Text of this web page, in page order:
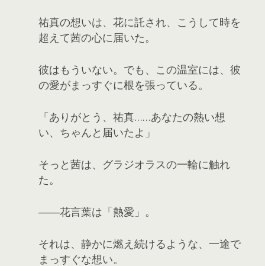
祐真の想いは、花に託され、こうして時を
超えて茜の心に届いた。
彼はもういない。でも、この温室には、彼
の愛がまっすぐに根を張っている。
「ありがとう、祐真……あなたの熱い想
い、ちゃんと届いたよ」
そっと茜は、グラジオラスの一輪に触れ
た。
――花言葉は「熱愛」。
それは、静かに燃え続けるような、一途で
まっすぐな想い。